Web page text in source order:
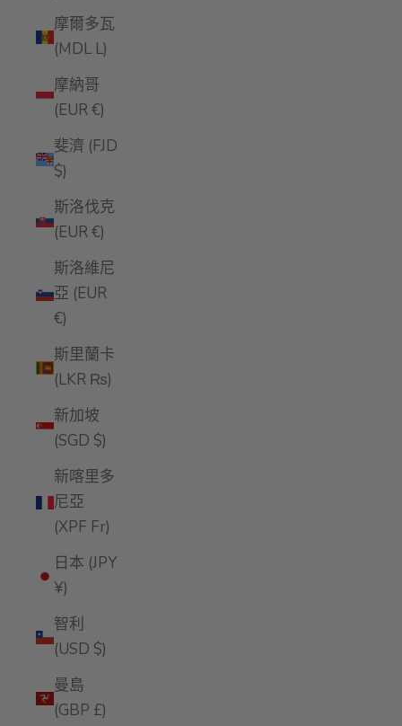
摩爾多瓦
(MDL L)
摩納哥
(EUR €)
斐濟 (FJD
$)
斯洛伐克
(EUR €)
斯洛維尼
亞 (EUR
€)
斯里蘭卡
(LKR ₨)
新加坡
(SGD $)
新喀里多
尼亞
(XPF Fr)
日本 (JPY
¥)
智利
(USD $)
曼島
(GBP £)